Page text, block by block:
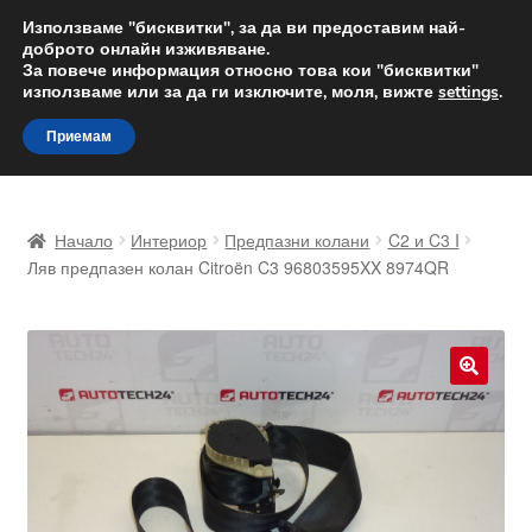
ДОСТАВКА от 12 лв.
Доставка по целия свят
Skip
to
navigation
Skip
to
content
Доставка по целия свят
За нас
Начало Интериор Предпазни колани
C2 и C3 I
Ляв предпазен колан Citroën C3 96803595XX 8974QR
🔍
Използваме "бисквитки", за да ви предоставим най-
доброто онлайн изживяване.
За повече информация относно това кои "бисквитки"
използваме или за да ги изключите, моля, вижте settings.
Приемам